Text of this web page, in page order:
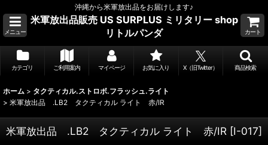
沖縄から米軍放出品をお届けします♪
メニュー
米軍放出品販売 US SURPLUS ミリタリー shop
リトルパンダ
カート
カテゴリ ご利用案内 マイページ お気に入り X（旧Twitter） 商品検索
ホーム > タクティカル.ストロボ.フラッシュ.ライト
> 米軍放出品 .LB2 タクティカル ライト 赤/IR
米軍放出品 .LB2 タクティカル ライト 赤/IR [I-017]